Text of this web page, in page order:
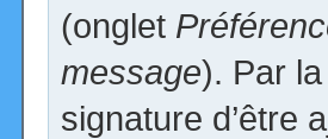
(onglet
message). Par
signature d’être